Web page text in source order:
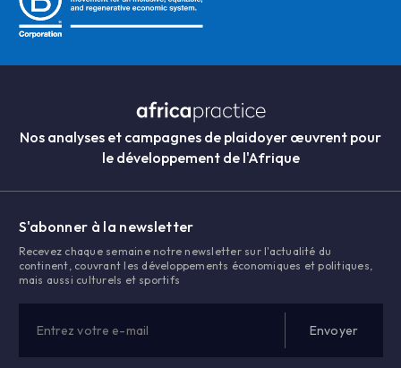
Nos analyses et campagnes de plaidoyer œuvrent pour
le développement de l'Afrique
S'abonner à la newsletter
Recevez chaque semaine notre newsletter sur l'actualité du
continent, couvrant les développements économiques et politiques,
mais aussi culturels et sportifs